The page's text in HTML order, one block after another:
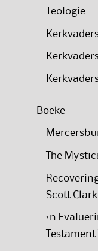
Teologie
Boeke
The
Scott Clark
‘n